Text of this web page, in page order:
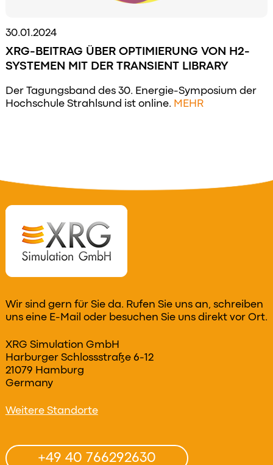
30.01.2024
XRG-BEITRAG ÜBER OPTIMIERUNG VON H2-
SYSTEMEN MIT DER TRANSIENT LIBRARY
Der Tagungsband des 30. Energie-Symposium der
Hochschule Strahlsund ist online. MEHR
Wir sind gern für Sie da. Rufen Sie uns an, schreiben
uns eine E-Mail oder besuchen Sie uns direkt vor Ort.
XRG Simulation GmbH
Harburger Schlossstraße 6-12
21079 Hamburg
Germany
Weitere Standorte
+49 40 766292630